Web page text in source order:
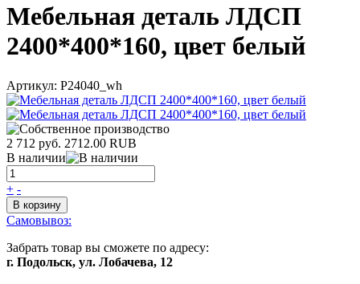
Мебельная деталь ЛДСП
2400*400*160, цвет белый
Артикул: P24040_wh
2 712 руб. 2712.00 RUB
В наличии
+ -
В корзину
Самовывоз:
Забрать товар вы сможете по адресу:
г. Подольск, ул. Лобачева, 12